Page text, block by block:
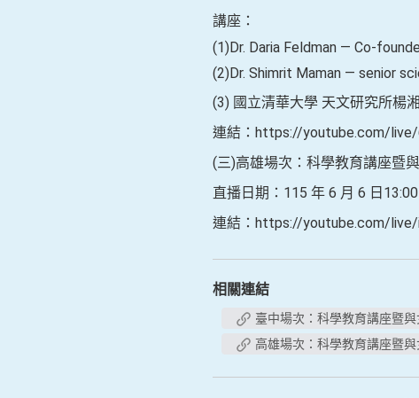
講座：
(1)Dr. Daria Feldman — Co-
(2)Dr. Shimrit Maman — senior
(3) 國立清華大學 天文研究所楊
連結：https://youtube.com/live/
(三)高雄場次：科學教育講座暨
直播日期：115 年 6 月 6 日
連結：https://youtube.com/live/
相關連結
臺中場次：科學教育講座暨
高雄場次：科學教育講座暨